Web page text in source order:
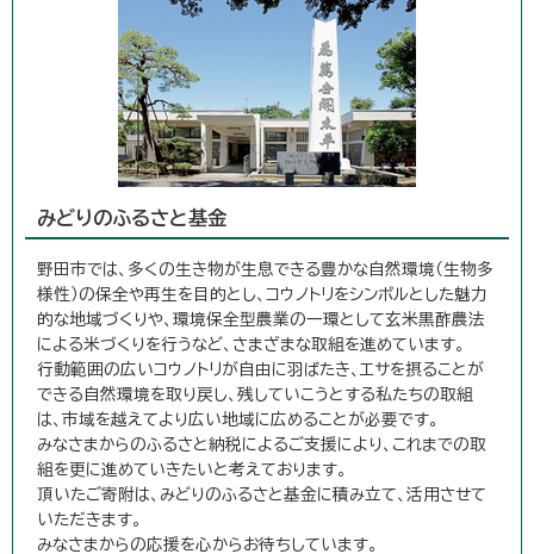
みどりのふるさと基金
野田市では、多くの生き物が生息できる豊かな自然環境（生物多
様性）の保全や再生を目的とし、コウノトリをシンボルとした魅力
的な地域づくりや、環境保全型農業の一環として玄米黒酢農法
による米づくりを行うなど、さまざまな取組を進めています。
行動範囲の広いコウノトリが自由に羽ばたき、エサを摂ることが
できる自然環境を取り戻し、残していこうとする私たちの取組
は、市域を越えてより広い地域に広めることが必要です。
みなさまからのふるさと納税によるご支援により、これまでの取
組を更に進めていきたいと考えております。
頂いたご寄附は、みどりのふるさと基金に積み立て、活用させて
いただきます。
みなさまからの応援を心からお待ちしています。